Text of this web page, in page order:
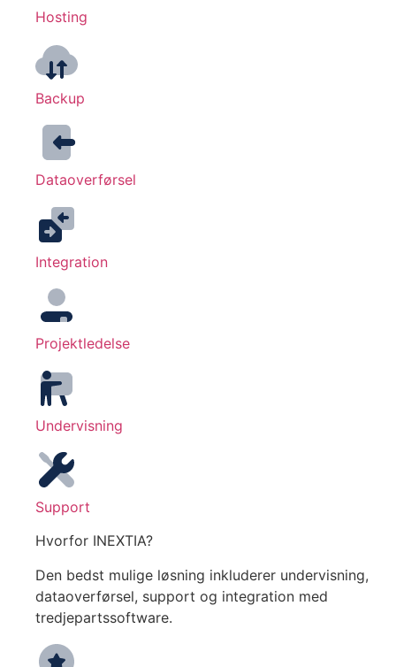
Hosting
Backup
Dataoverførsel
Integration
Projektledelse
Undervisning
Support
Hvorfor INEXTIA?
Den bedst mulige løsning inkluderer undervisning,
dataoverførsel, support og integration med
tredjepartssoftware.